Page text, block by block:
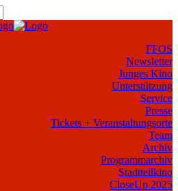
FFOS
Newsletter
Junges Kino
Unterstützung
Service
Presse
Tickets + Veranstaltungsorte
Team
Archiv
Programmarchiv
Stadtteilkino
CloseUp 2025